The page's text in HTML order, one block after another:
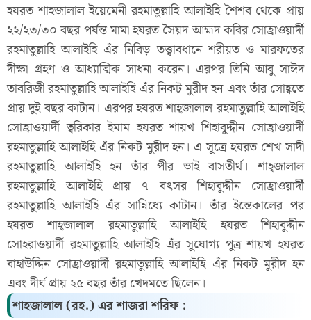
হযরত শাহজালাল ইয়েমেনী রহমাতুল্লাহি আলাইহি শৈশব থেকে প্রায়
২২/২৩/৩০ বছর পর্যন্ত মামা হযরত সৈয়দ আহ্মদ কবির সোহ্রাওয়ার্দী
রহমাতুল্লাহি আলাইহি এঁর নিবিড় তত্ত্বাবধানে শরীয়ত ও মারফতের
দীক্ষা গ্রহণ ও আধ্যাত্মিক সাধনা করেন। এরপর তিনি আবু সাঈদ
তাবরিজী রহমাতুল্লাহি আলাইহি এঁর নিকট মুরীদ হন এবং তাঁর সোহ্বতে
প্রায় দুই বছর কাটান। এরপর হযরত শাহ্জালাল রহমাতুল্লাহি আলাইহি
সোহ্রাওয়ার্দী ত্বরিকার ইমাম হযরত শায়খ শিহাবুদ্দীন সোহ্রাওয়ার্দী
রহমাতুল্লাহি আলাইহি এঁর নিকট মুরীদ হন। এ সূত্রে হযরত শেখ সাদী
রহমাতুল্লাহি আলাইহি হন তাঁর পীর ভাই বাসতীর্থ। শাহ্জালাল
রহমাতুল্লাহি আলাইহি প্রায় ৭ বৎসর শিহাবুদ্দীন সোহ্রাওয়ার্দী
রহমাতুল্লাহি আলাইহি এঁর সান্নিধ্যে কাটান। তাঁর ইন্তেকালের পর
হযরত শাহ্জালাল রহমাতুল্লাহি আলাইহি হযরত শিহাবুদ্দীন
সোহরাওয়ার্দী রহমাতুল্লাহি আলাইহি এঁর সুযোগ্য পুত্র শায়খ হযরত
বাহাউদ্দিন সোহ্রাওয়ার্দী রহমাতুল্লাহি আলাইহি এঁর নিকট মুরীদ হন
এবং দীর্ঘ প্রায় ২৫ বছর তাঁর খেদমতে ছিলেন।
শাহজালাল (রহ.) এর শাজরা শরিফ :